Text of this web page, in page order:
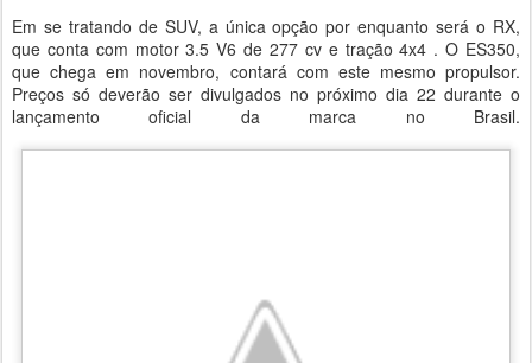
Em se tratando de SUV, a única opção por enquanto será o RX,
que conta com motor 3.5 V6 de 277 cv e tração 4x4 . O ES350,
que chega em novembro, contará com este mesmo propulsor.
Preços só deverão ser divulgados no próximo dia 22 durante o
lançamento oficial da marca no Brasil.